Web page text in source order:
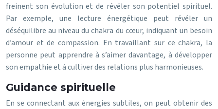
freinent son évolution et de révéler son potentiel spirituel.
Par exemple, une lecture énergétique peut révéler un
déséquilibre au niveau du chakra du cœur, indiquant un besoin
d’amour et de compassion. En travaillant sur ce chakra, la
personne peut apprendre à s’aimer davantage, à développer
son empathie et à cultiver des relations plus harmonieuses.
Guidance spirituelle
En se connectant aux énergies subtiles, on peut obtenir des